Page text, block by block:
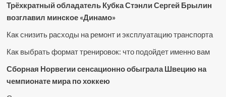
Трёхкратный обладатель Кубка Стэнли Сергей Брылин
возглавил минское «Динамо»
Как снизить расходы на ремонт и эксплуатацию транспорта
Как выбрать формат тренировок: что подойдет именно вам
Сборная Норвегии сенсационно обыграла Швецию на
чемпионате мира по хоккею